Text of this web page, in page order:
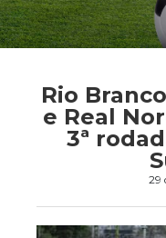
Rio
e Real
3ª
29